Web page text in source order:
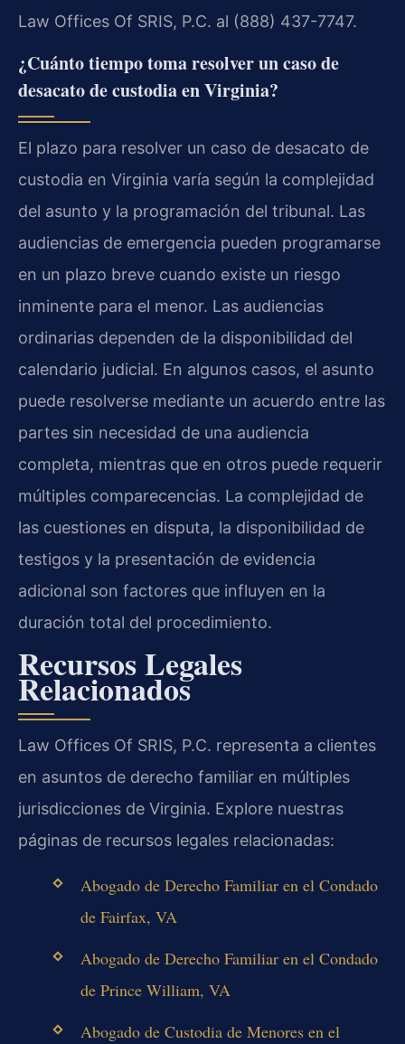
Law Offices Of SRIS, P.C. al (888) 437-7747.
¿Cuánto tiempo toma resolver un caso de
desacato de custodia en Virginia?
El plazo para resolver un caso de desacato de
custodia en Virginia varía según la complejidad
del asunto y la programación del tribunal. Las
audiencias de emergencia pueden programarse
en un plazo breve cuando existe un riesgo
inminente para el menor. Las audiencias
ordinarias dependen de la disponibilidad del
calendario judicial. En algunos casos, el asunto
puede resolverse mediante un acuerdo entre las
partes sin necesidad de una audiencia
completa, mientras que en otros puede requerir
múltiples comparecencias. La complejidad de
las cuestiones en disputa, la disponibilidad de
testigos y la presentación de evidencia
adicional son factores que influyen en la
duración total del procedimiento.
Recursos Legales
Relacionados
Law Offices Of SRIS, P.C. representa a clientes
en asuntos de derecho familiar en múltiples
jurisdicciones de Virginia. Explore nuestras
páginas de recursos legales relacionadas:
Abogado de Derecho Familiar en el Condado
de Fairfax, VA
Abogado de Derecho Familiar en el Condado
de Prince William, VA
Abogado de Custodia de Menores en el